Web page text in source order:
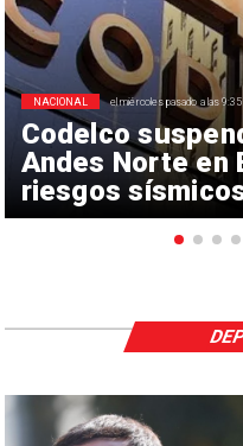
Codelco
Andes Norte en
riesgos
NACIONAL el miércoles pasado a las 9:35